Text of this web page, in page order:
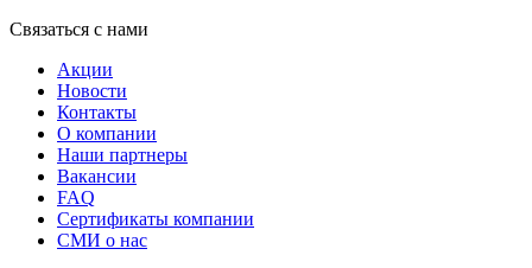
Связаться с нами
Акции
Новости
Контакты
О компании
Наши партнеры
Вакансии
FAQ
Сертификаты компании
СМИ о нас